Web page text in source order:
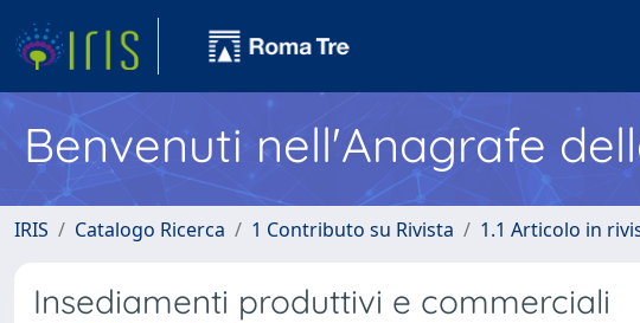
Benvenuti nell'Anagrafe
IRIS Catalogo Ricerca 1 Contributo su Rivista 1.1 Articolo in
Insediamenti produttivi e commerciali